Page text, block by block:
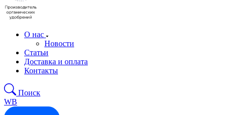
О нас
Новости
Статьи
Доставка и оплата
Контакты
Поиск
WB